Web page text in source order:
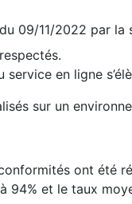
09/11/2022 par
en ligne
sur un
ont été
94% et le taux